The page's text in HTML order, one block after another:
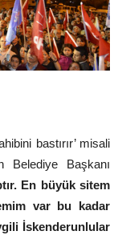
bastırır’ misali
Belediye Başkanı
En büyük sitem
var bu kadar
İskenderunlular